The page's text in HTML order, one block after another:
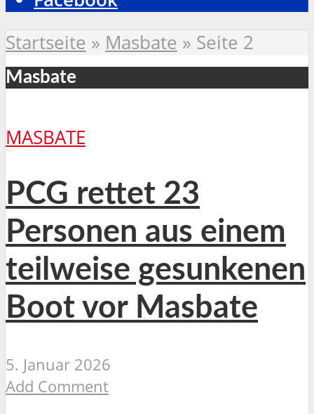
Startseite » Masbate » Seite 2
Masbate
MASBATE
PCG rettet 23
Personen aus einem
teilweise gesunkenen
Boot vor Masbate
5. Januar 2026
Add Comment